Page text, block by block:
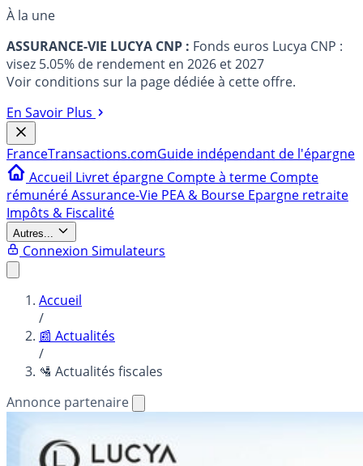
À la une
ASSURANCE-VIE LUCYA CNP : Fonds euros Lucya CNP :
visez 5.05% de rendement en 2026 et 2027
Voir conditions sur la page dédiée à cette offre.
En Savoir Plus
FranceTransactions.comGuide indépendant de l'épargne
Accueil Livret épargne Compte à terme Compte
rémunéréAssurance-Vie PEA & Bourse Epargne retraite
Impôts & Fiscalité
Autres...
Connexion Simulateurs
Accueil
/
📰 Actualités
/
🛂 Actualités fiscales
Annonce partenaire